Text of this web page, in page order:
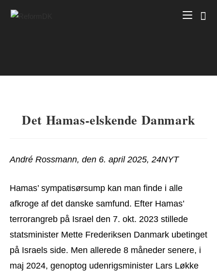
Det Hamas-elskende Danmark
André Rossmann, den 6. april 2025, 24NYT
Hamas’ sympatisørsump kan man finde i alle
afkroge af det danske samfund. Efter Hamas’
terrorangreb på Israel den 7. okt. 2023 stillede
statsminister Mette Frederiksen Danmark ubetinget
på Israels side. Men allerede 8 måneder senere, i
maj 2024, genoptog udenrigsminister Lars Løkke